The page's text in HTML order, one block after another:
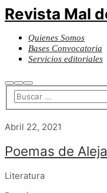
Revista Mal
Quienes Somos
Bases Convocatoria
Servicios editoriales
Buscar
Más
información
Menú
principal
Abril 22, 2021
Poemas de
Literatura